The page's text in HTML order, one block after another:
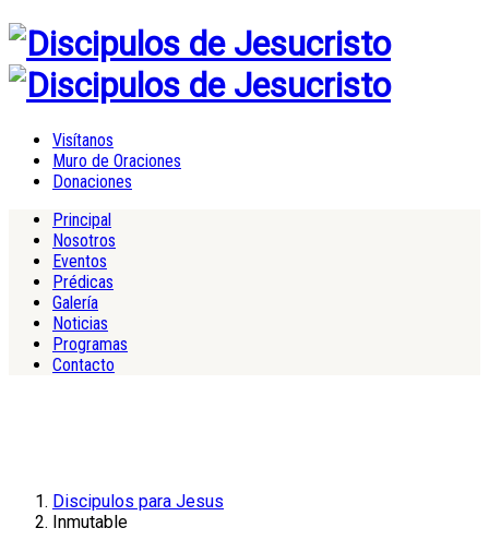
Visítanos
Muro de Oraciones
Donaciones
Principal
Nosotros
Eventos
Prédicas
Galería
Noticias
Programas
Contacto
Discipulos para Jesus
Inmutable